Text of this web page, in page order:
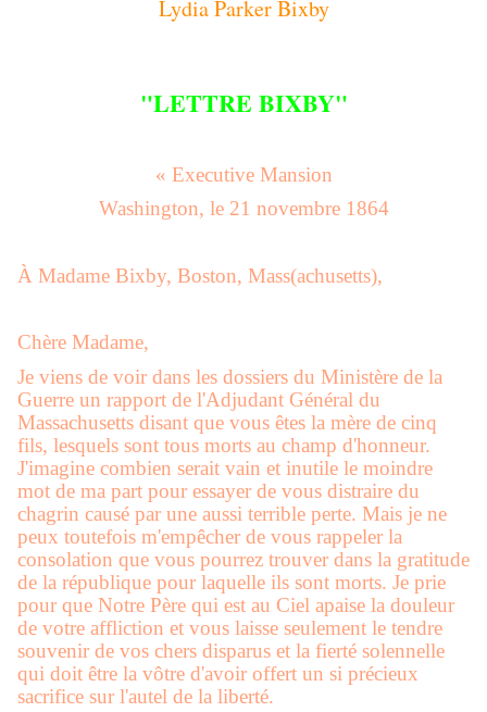
Lydia Parker Bixby
"LETTRE BIXBY"
« Executive Mansion
Washington, le 21 novembre 1864
À Madame Bixby, Boston, Mass(achusetts),
Chère Madame,
Je viens de voir dans les dossiers du Ministère de la
Guerre un rapport de l'Adjudant Général du
Massachusetts disant que vous êtes la mère de cinq
fils, lesquels sont tous morts au champ d'honneur.
J'imagine combien serait vain et inutile le moindre
mot de ma part pour essayer de vous distraire du
chagrin causé par une aussi terrible perte. Mais je ne
peux toutefois m'empêcher de vous rappeler la
consolation que vous pourrez trouver dans la gratitude
de la république pour laquelle ils sont morts. Je prie
pour que Notre Père qui est au Ciel apaise la douleur
de votre affliction et vous laisse seulement le tendre
souvenir de vos chers disparus et la fierté solennelle
qui doit être la vôtre d'avoir offert un si précieux
sacrifice sur l'autel de la liberté.